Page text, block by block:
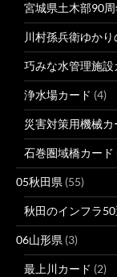
宮城県土木部90
川村孫兵衛ゆか
巧みな水管理施設
浄水場カード (4)
災害対策用機械カ
石巻圏域橋カード
05秋田県 (55)
秋田のインフラ50
06山形県 (3)
最上川カード (2)